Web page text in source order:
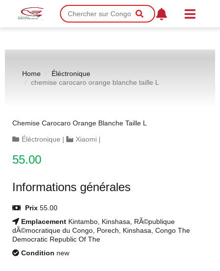
Home
Éléctronique
chemise carocaro orange blanche taille L
Chemise Carocaro Orange Blanche Taille L
Éléctronique | Xiaomi |
55.00
Informations générales
Prix 55.00
Emplacement Kintambo, Kinshasa, RÃ©publique
dÃ©mocratique du Congo, Porech, Kinshasa, Congo The
Democratic Republic Of The
Condition new